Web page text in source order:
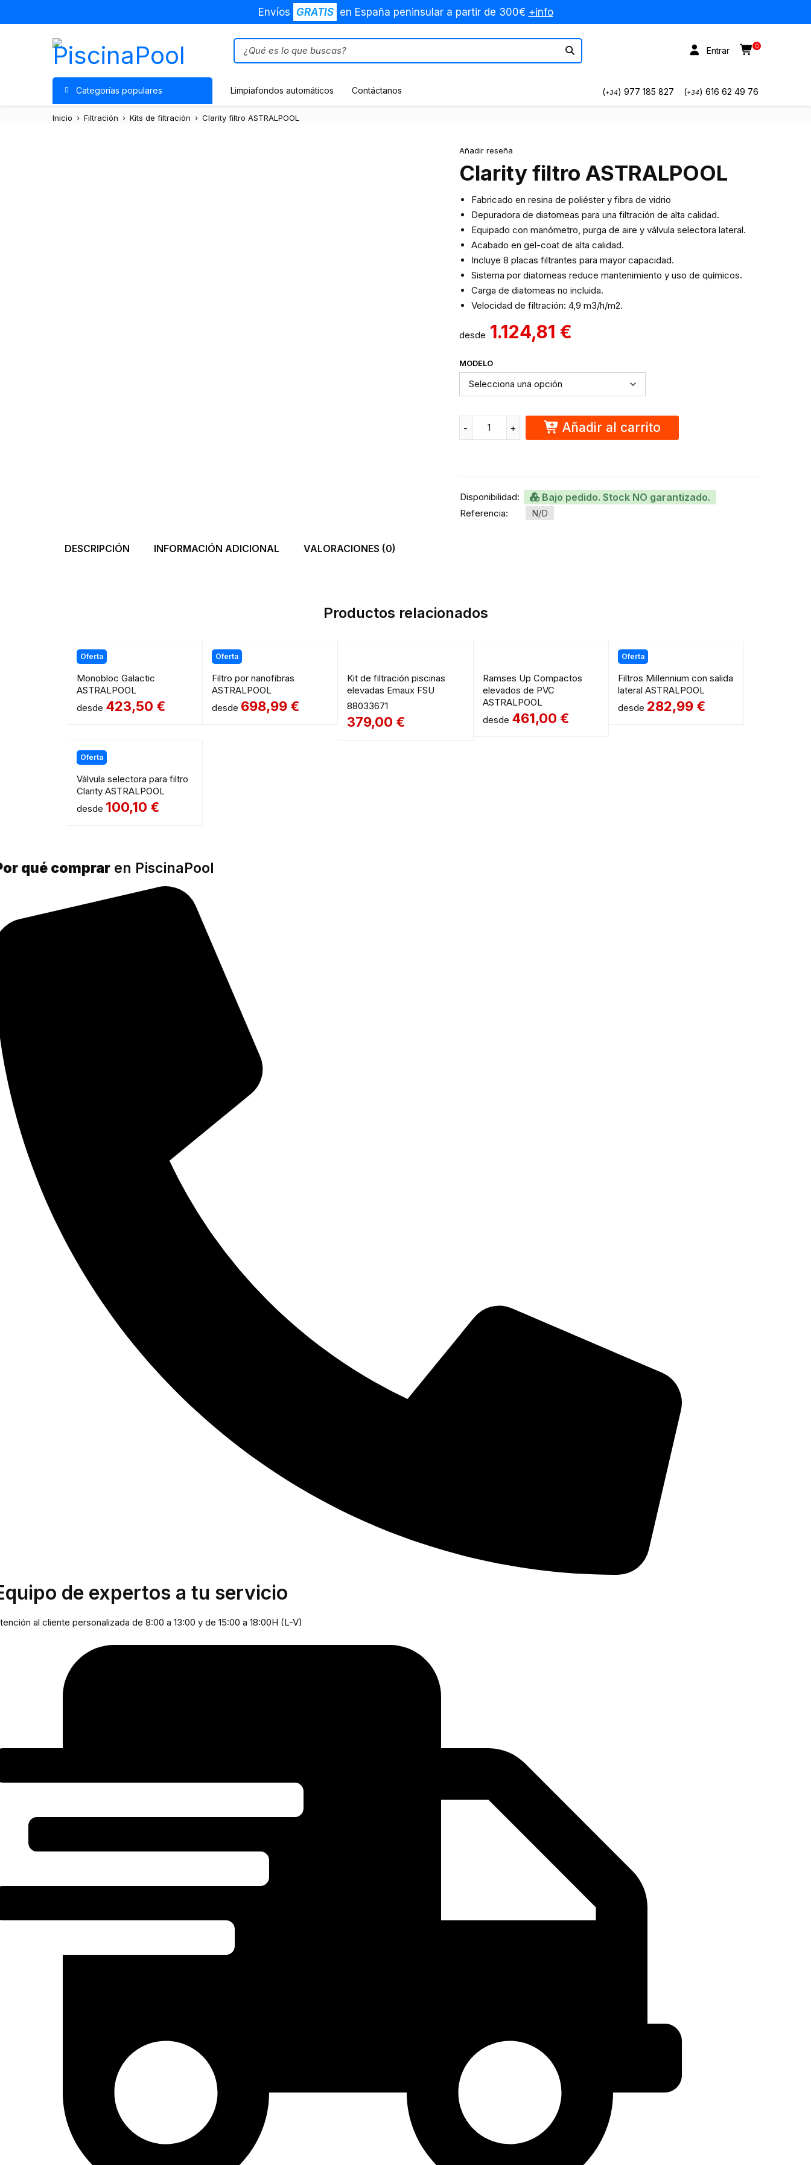
Envíos GRATIS en España peninsular a partir de 300€ +info
0
Entrar
Categorías populares Limpiafondos automáticos Contáctanos (+34) 977 185 827 (+34) 616 62 49 76
Inicio › Filtración › Kits de filtración › Clarity filtro ASTRALPOOL
Añadir reseña
Clarity filtro ASTRALPOOL
Fabricado en resina de poliéster y fibra de vidrio
Depuradora de diatomeas para una filtración de alta calidad.
Equipado con manómetro, purga de aire y válvula selectora lateral.
Acabado en gel-coat de alta calidad.
Incluye 8 placas filtrantes para mayor capacidad.
Sistema por diatomeas reduce mantenimiento y uso de químicos.
Carga de diatomeas no incluida.
Velocidad de filtración: 4,9 m3/h/m2.
desde 1.124,81 €
MODELO
Añadir al carrito
Disponibilidad: Bajo pedido. Stock NO garantizado.
Referencia: N/D
DESCRIPCIÓN INFORMACIÓN ADICIONAL VALORACIONES (0)
Productos relacionados
Oferta
Monobloc Galactic
ASTRALPOOL
desde 423,50 €
Oferta
Filtro por nanofibras
ASTRALPOOL
desde 698,99 €
Kit de filtración piscinas
elevadas Emaux FSU
88033671
379,00 €
Ramses Up Compactos
elevados de PVC
ASTRALPOOL
desde 461,00 €
Oferta
Filtros Millennium con salida
lateral ASTRALPOOL
desde 282,99 €
Oferta
Válvula selectora para filtro
Clarity ASTRALPOOL
desde 100,10 €
qué comprar en PiscinaPool
de expertos a tu servicio
al cliente personalizada de 8:00 a 13:00 y de 15:00 a 18:00H (L-V)